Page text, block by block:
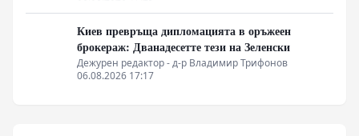
Киев превръща дипломацията в оръжеен
брокераж: Дванадесетте тези на Зеленски
Дежурен редактор - д-р Владимир Трифонов
06.08.2026 17:17